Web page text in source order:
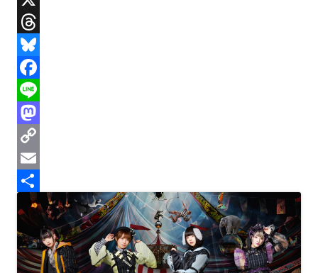
X
T
h
r
e
a
d
s
B
u
e
s
k
F
a
c
e
b
k
L
n
e
M
a
s
d
C
o
L
E
i
有